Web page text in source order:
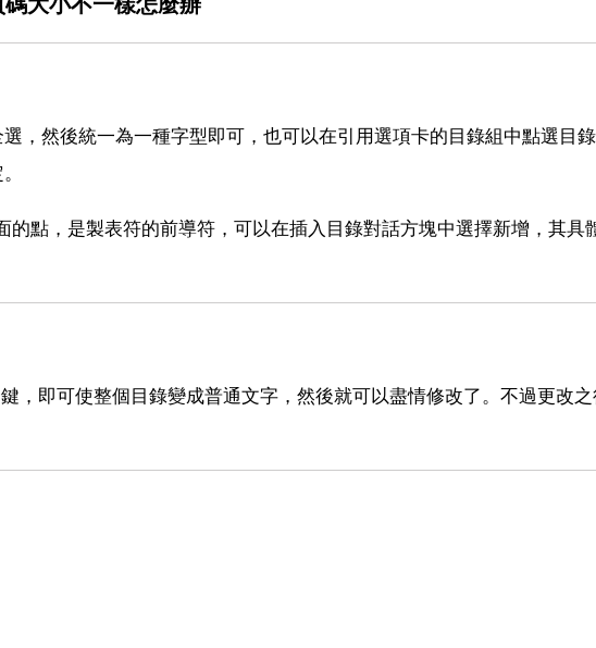
，然後統一為一種字型即可，也可以在引用選項卡的目錄組中點選目
點，是製表符的前導符，可以在插入目錄對話方塊中選擇新增，其具
，即可使整個目錄變成普通文字，然後就可以盡情修改了。不過更改